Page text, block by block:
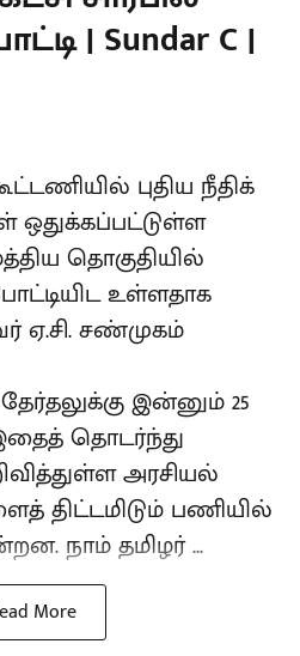
| Sundar C |
புதிய நீதிக்
ஒதுக்கப்பட்டுள்ள
தொகுதியில்
உள்ளதாக
ஏ.சி. சண்முகம்
இன்னும் 25
தொடர்ந்து
அரசியல்
திட்டமிடும் பணியில்
நாம் தமிழர் ...
More